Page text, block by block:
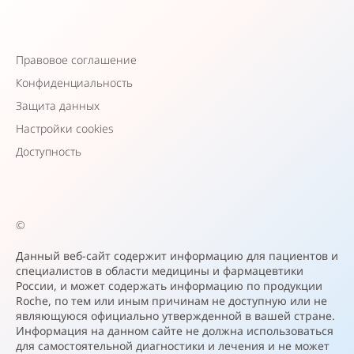
Правовое соглашение
Конфиденциальность
Защита данных
Настройки cookies
Доступность
©
Данный веб-сайт содержит информацию для пациентов и
специалистов в области медицины и фармацевтики
России, и может содержать информацию по продукции
Roche, по тем или иным причинам не доступную или не
являющуюся официально утвержденной в вашей стране.
Информация на данном сайте не должна использоваться
для самостоятельной диагностики и лечения и не может